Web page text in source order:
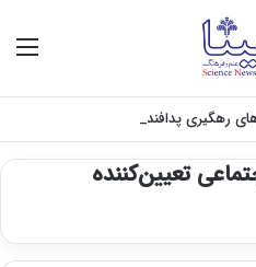
تعیین‌کننده